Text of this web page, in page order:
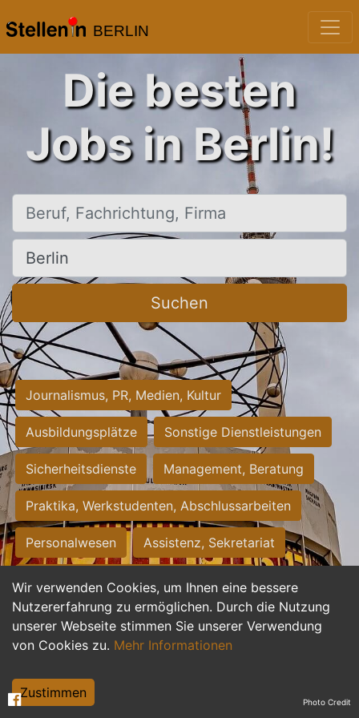
BERLIN
Wir verwenden Cookies, um Ihnen eine bessere
Nutzererfahrung zu ermöglichen. Durch die Nutzung
unserer Webseite stimmen Sie unserer Verwendung
von Cookies zu. Mehr Informationen
Zustimmen
Die besten
Jobs in Berlin!
Beruf, Fachrichtung, Firma
Ort, Stadt
Suchen
Journalismus, PR, Medien, Kultur
Ausbildungsplätze Sonstige Dienstleistungen
Sicherheitsdienste Management, Beratung
Praktika, Werkstudenten, Abschlussarbeiten
Personalwesen Assistenz, Sekretariat
Hilfskräfte, Aushilfs- und Nebenjobs
Einkauf, Logistik, Materialwirtschaft
Weiterbildung, Studium, duale Ausbildung
Tourismus
Photo Credit